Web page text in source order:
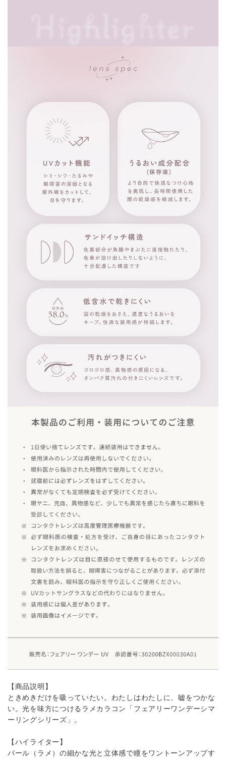
【商品説明】
ときめきだけを吸っていたい。わたしはわたしに、嘘をつかな
い。光を味方につけるラメカラコン「フェアリーワンデーシマ
ーリングシリーズ」。
【ハイライター】
パール（ラメ）の細かな光と立体感で瞳をワントーンアップす